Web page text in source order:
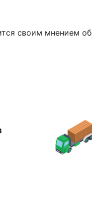
своим мнением